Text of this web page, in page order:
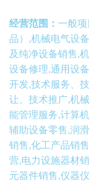
经营范围： 一般
品）,机械电气设
及纯净设备销售,
设备修理,通用设
开发,技术服务、
让、技术推广,机
能管理服务,计算
辅助设备零售,润
销售,化工产品销
营,电力设施器材
元器件销售,仪器